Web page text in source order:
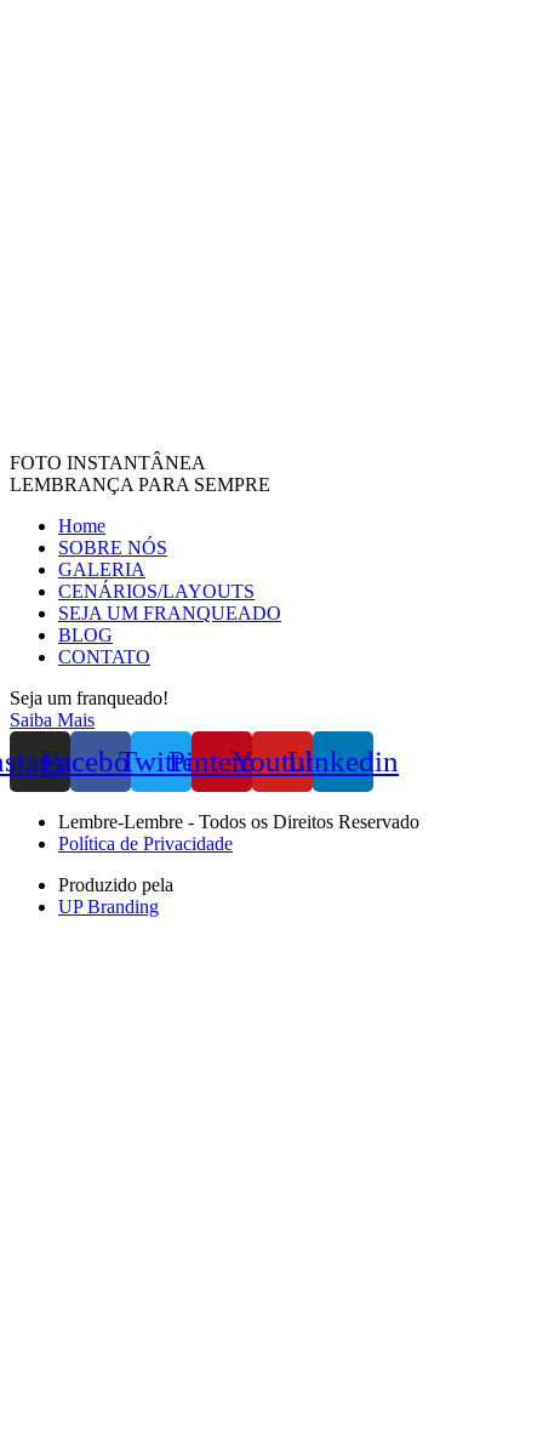
FOTO INSTANTÂNEA
LEMBRANÇA PARA SEMPRE
Home
SOBRE NÓS
GALERIA
CENÁRIOS/LAYOUTS
SEJA UM FRANQUEADO
BLOG
CONTATO
Seja um franqueado!
Saiba Mais
FacebookTwitterPinterestYoutubeLinkedin
Lembre-Lembre - Todos os Direitos Reservado
Política de Privacidade
Produzido pela
UP Branding